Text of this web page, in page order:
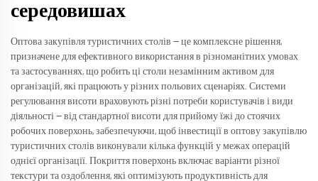
середовишах
Оптова закупівля туристичних столів — це комплексне рішення,
призначене для ефективного використання в різноманітних умовах
та застосуваннях, що робить ці столи незамінним активом для
організацій, які працюють у різних польових сценаріях. Системи
регулювання висоти враховують різні потреби користувачів і види
діяльності — від стандартної висоти для прийому їжі до стоячих
робочих поверхонь, забезпечуючи, щоб інвестиції в оптову закупівлю
туристичних столів виконували кілька функцій у межах операцій
однієї організації. Покриття поверхонь включає варіанти різної
текстури та оздоблення, які оптимізують продуктивність для